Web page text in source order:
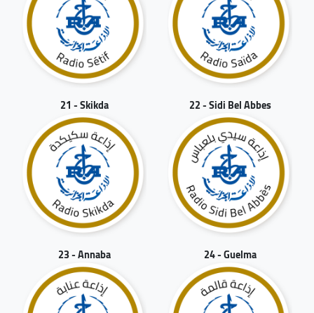
21 - Skikda 22 - Sidi Bel Abbes
23 - Annaba 24 - Guelma